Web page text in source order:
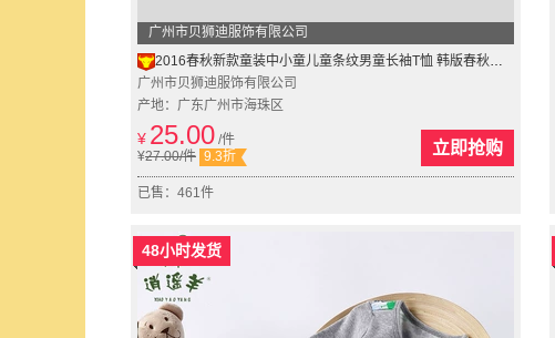
广州市贝狮迪服饰有限公司
2016春秋新款童装中小童儿童条纹男童长袖T恤 韩版春秋装一件代发
广州市贝狮迪服饰有限公司
产地：广东广州市海珠区
¥ 25.00 /件
¥27.00/件 9.3折 立即抢购
已售：461件
48小时发货